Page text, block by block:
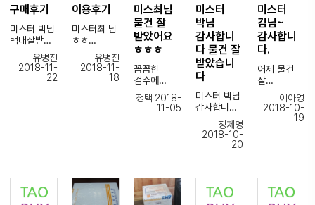
아무하자없
이
빠른시일 에
받게
해주셔서
감사합니다.
언제나
친절하고
빠른 답변도
감사합니다.
니다.
감사합니다.
검수도
해주시고.
최고에요
더욱
~
구매후기
미스터 박님
택배잘받았
습니다~
포장잘해주
셔서감사합
유병진
2018-11-
22
이용후기
미스터최 님
ㅎㅎ
친절한답변
너무감사드
립니다
상품도안전
유병진
2018-11-
18
미스최님
물건 잘
받았어요
ㅎㅎㅎ
꼼꼼한
검수에
친절하신 글
정말
감사합니다.
정택 2018-
11-05
미스터
박님
감사합니
다 물건 잘
받았습니
다
미스터 박님
감사합니다
이번주에
주문을
여러가지로
아주 잘
도착하였습
정제영
2018-10-
20
미스터
김님~
감사합니
다.
어제 물건
잘
받았습니다
정말
감사드립니
주셔서
너무나도
이아영
2018-10-
19